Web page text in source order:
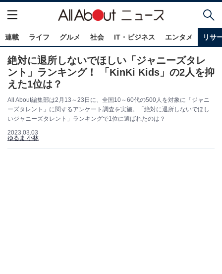
連載 ライフ グルメ 社会 IT・ビジネス エンタメ リサ
絶対に退所しないでほしい「ジャニーズタレ
ント」ランキング！ 「KinKi Kids」の2人を抑
えた1位は？
All About編集部は2月13～23日に、全国10～60代の500人を対象に「ジャニ
ーズタレント」に関するアンケート調査を実施。「絶対に退所しないでほし
いジャニーズタレント」ランキングで1位に選ばれたのは？
2023.03.03
ゆるま 小林